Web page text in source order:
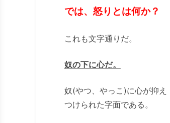
では、怒りとは何か？
これも文字通りだ。
奴の下に心だ。
奴(やつ、やっこ)に心が抑え
つけられた字面である。